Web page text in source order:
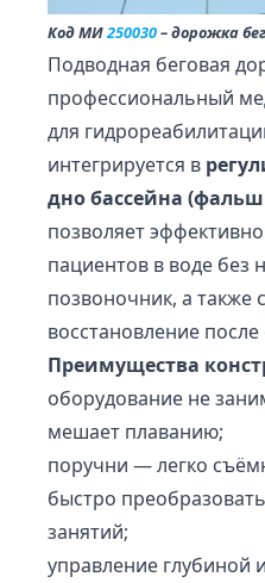
Код МИ250030– дорожка
Подводная беговая
профессиональный
для
интегрируется в
дно бассейна
позволяет
пациентов в воде без
позвоночник, а также
восстановление
Преимущества
оборудование не
мешает плаванию;
поручни — легко
быстро
занятий;
управление